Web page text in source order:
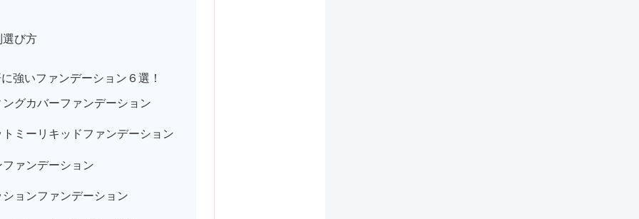
選び方
強いファンデーション６選！
グカバーファンデーション
ミーリキッドファンデーション
ァンデーション
ョンファンデーション